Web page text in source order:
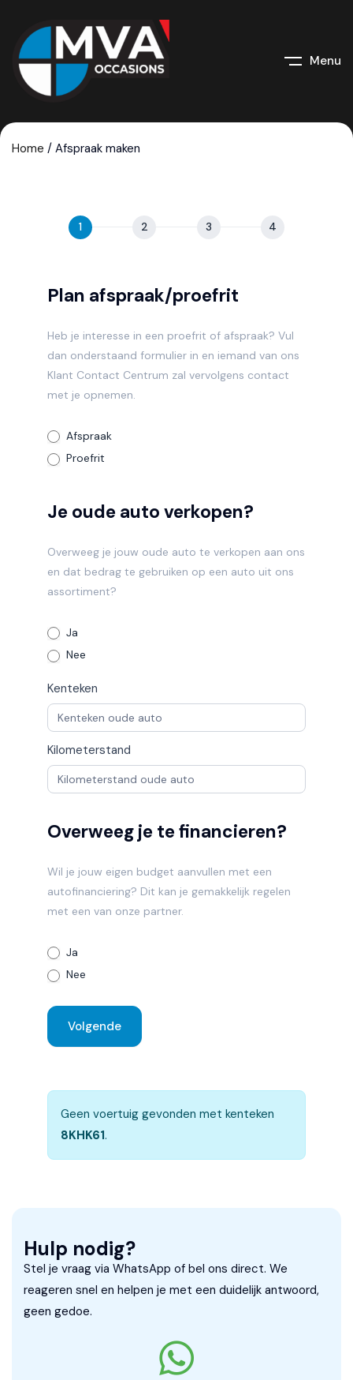
Menu
Home / Afspraak maken
Geen voertuig gevonden met kenteken
8KHK61.
Afspraak
maken
Plan afspraak/proefrit
Heb je interesse in een proefrit of afspraak? Vul
dan onderstaand formulier in en iemand van ons
Klant Contact Centrum zal vervolgens contact
met je opnemen.
Afspraak
Proefrit
Je oude auto verkopen?
Overweeg je jouw oude auto te verkopen aan ons
en dat bedrag te gebruiken op een auto uit ons
assortiment?
Ja
Nee
Kenteken
Kilometerstand
Overweeg je te financieren?
Wil je jouw eigen budget aanvullen met een
autofinanciering? Dit kan je gemakkelijk regelen
met een van onze partner.
Ja
Nee
Volgende
Hulp nodig?
Stel je vraag via WhatsApp of bel ons direct. We
reageren snel en helpen je met een duidelijk antwoord,
geen gedoe.